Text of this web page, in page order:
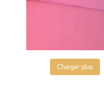
Charger plus